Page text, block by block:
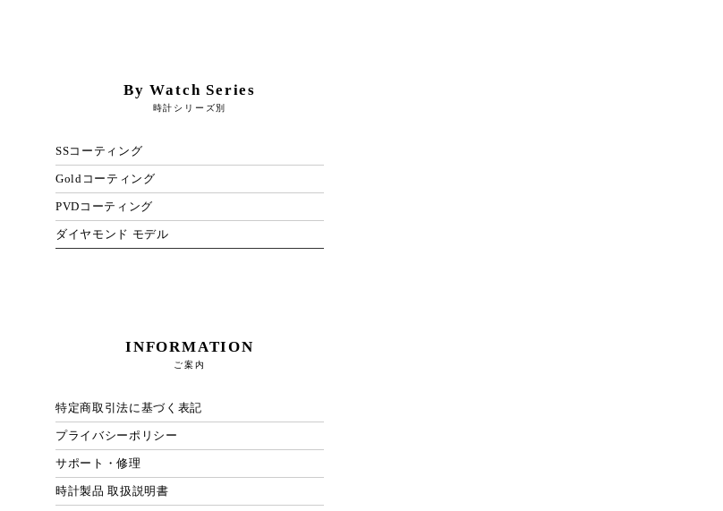
By Watch Series
時計シリーズ別
SSコーティング
Goldコーティング
PVDコーティング
ダイヤモンド モデル
INFORMATION
ご案内
特定商取引法に基づく表記
プライバシーポリシー
サポート・修理
時計製品 取扱説明書